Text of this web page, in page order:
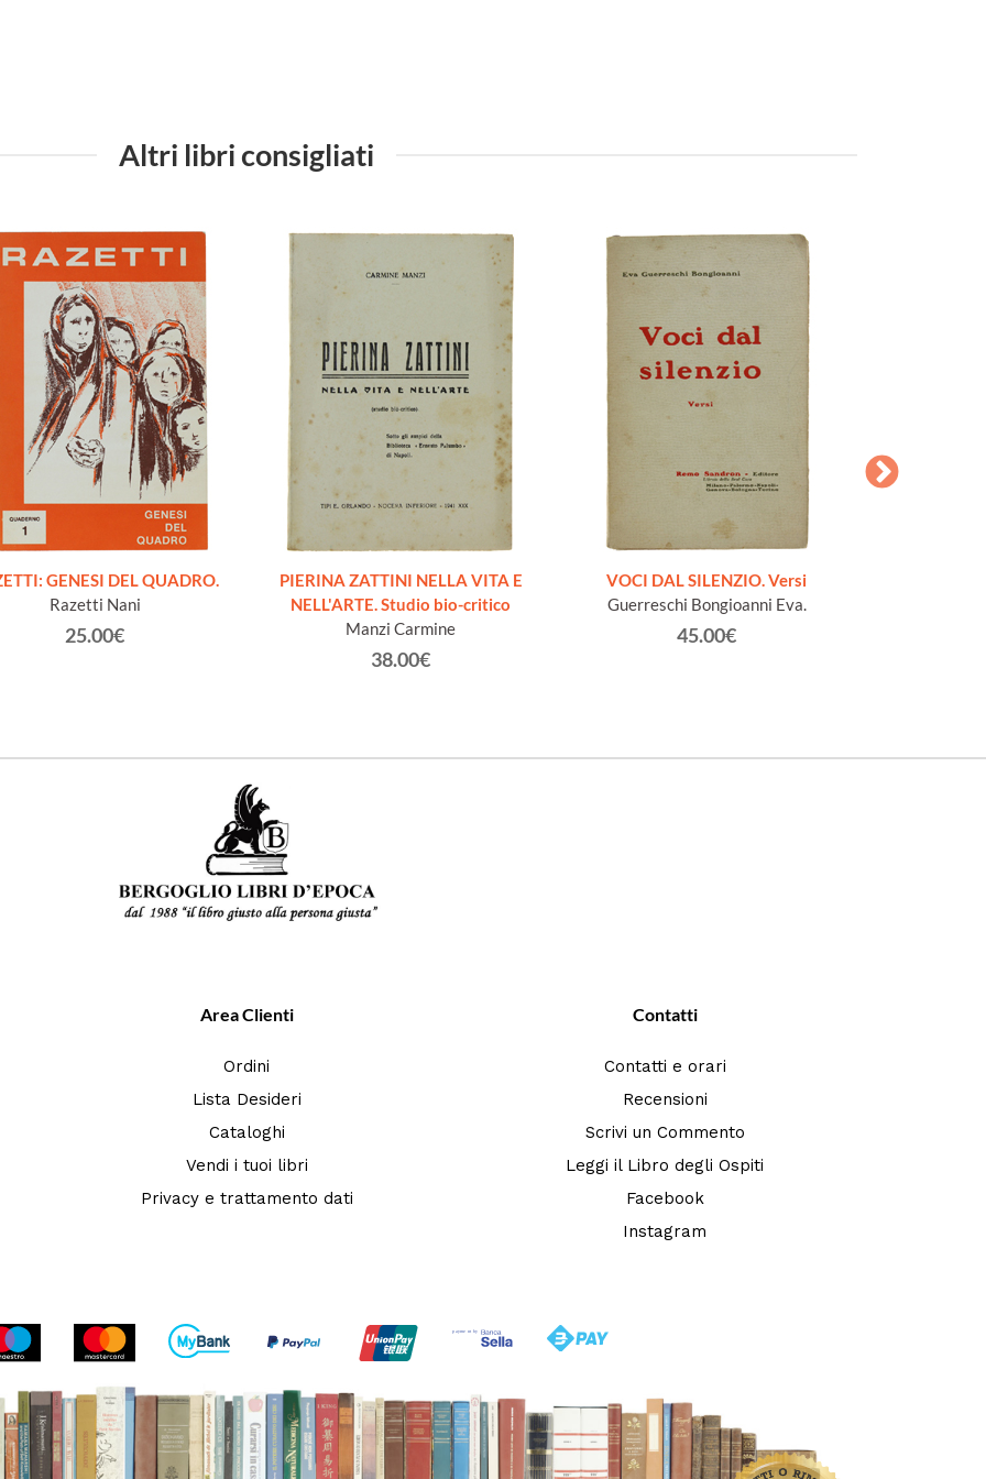
Altri libri consigliati
GENESI DEL QUADRO.
Razetti Nani
25.00€
PIERINA ZATTINI NELLA VITA E
NELL'ARTE. Studio bio-critico
Manzi Carmine
38.00€
VOCI DAL SILENZIO. Versi
Guerreschi Bongioanni Eva.
45.00€
Area Clienti
Ordini
Lista Desideri
Cataloghi
Vendi i tuoi libri
Privacy e trattamento dati
Contatti
Contatti e orari
Recensioni
Scrivi un Commento
Leggi il Libro degli Ospiti
Facebook
Instagram